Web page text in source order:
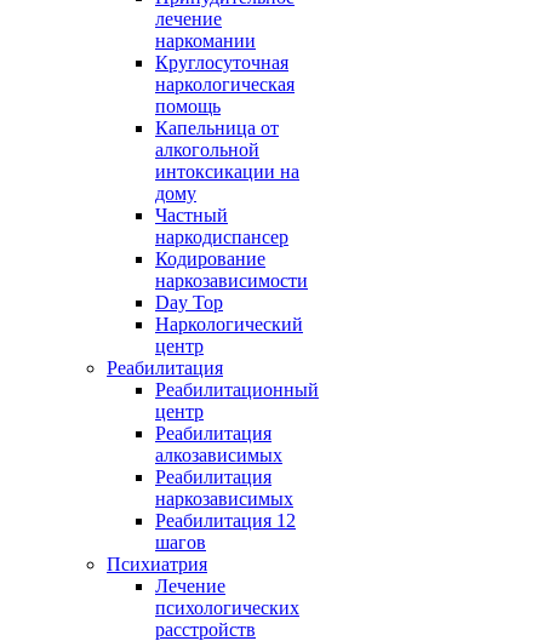
лечение
наркомании
Круглосуточная
наркологическая
помощь
Капельница от
алкогольной
интоксикации на
дому
Частный
наркодиспансер
Кодирование
наркозависимости
Day Top
Наркологический
центр
Реабилитация
Реабилитационный
центр
Реабилитация
алкозависимых
Реабилитация
наркозависимых
Реабилитация 12
шагов
Психиатрия
Лечение
психологических
расстройств